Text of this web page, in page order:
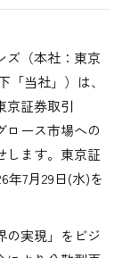
ズ（本社：東京
当社」）は、
京証券取引
ロース市場への
します。東京証
年7月29日(水)を
の実現」をビジ